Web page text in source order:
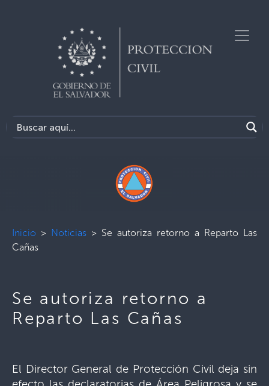
Inicio > Noticias > Se autoriza retorno a Reparto Las
Cañas
Se autoriza retorno a
Reparto Las Cañas
El Director General de Protección Civil deja sin